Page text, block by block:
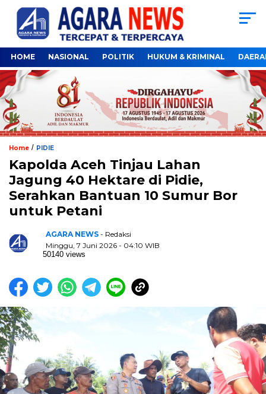
HOME NASIONAL POLITIK HUKUM & KRIMINAL
Home / PIDIE
Kapolda Aceh Tinjau Lahan
Jagung 40 Hektare di Pidie,
Serahkan Bantuan 10 Sumur Bor
untuk Petani
AGARA NEWS - Redaksi
Minggu, 7 Juni 2026 - 04:10 WIB
50140 views